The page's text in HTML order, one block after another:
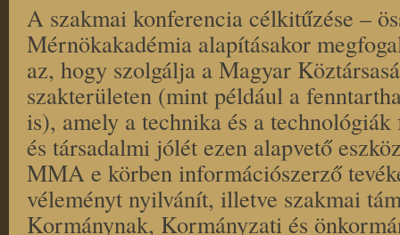
A szakmai konferencia célkitűzése –
Mérnökakadémia alapításakor
az, hogy szolgálja a Magyar
szakterületen (mint például a
is), amely a technika és a
és társadalmi jólét ezen alapvető
MMA e körben információszerző
véleményt nyilvánít, illetve szakmai
Kormánynak, Kormányzati és